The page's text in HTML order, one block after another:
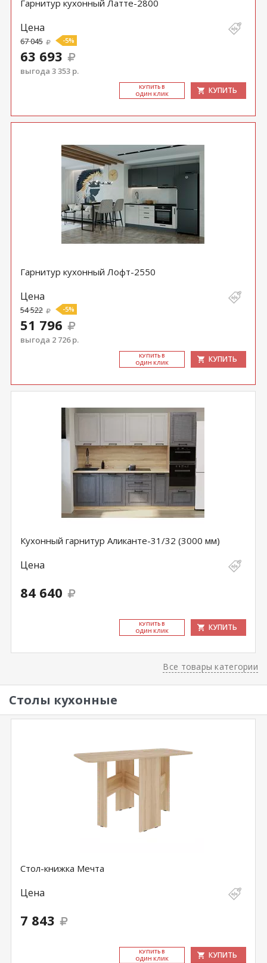
Гарнитур кухонный Латте-2800
Цена
67 045 -5%
63 693
выгода 3 353 р.
КУ­ПИТЬ В
ОДИН КЛИК
КУПИТЬ
Гарнитур кухонный Лофт-2550
Цена
54 522 -5%
51 796
выгода 2 726 р.
КУ­ПИТЬ В
ОДИН КЛИК
КУПИТЬ
Кухонный гарнитур Аликанте-31/32 (3000 мм)
Цена
84 640
КУ­ПИТЬ В
ОДИН КЛИК
КУПИТЬ
Все товары категории
Столы кухонные
Стол-книжка Мечта
Цена
7 843
КУ­ПИТЬ В
ОДИН КЛИК
КУПИТЬ